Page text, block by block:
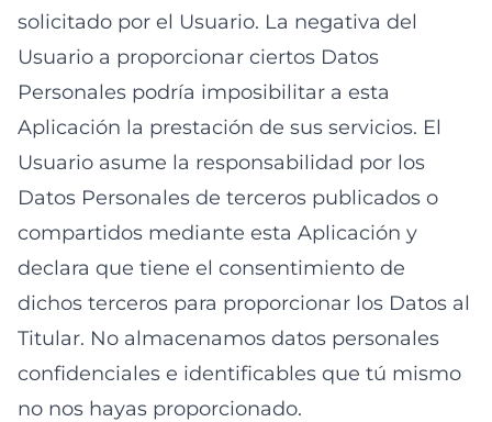
solicitado por el Usuario. La negativa del
Usuario a proporcionar ciertos Datos
Personales podría imposibilitar a esta
Aplicación la prestación de sus servicios. El
Usuario asume la responsabilidad por los
Datos Personales de terceros publicados o
compartidos mediante esta Aplicación y
declara que tiene el consentimiento de
dichos terceros para proporcionar los Datos al
Titular. No almacenamos datos personales
confidenciales e identificables que tú mismo
no nos hayas proporcionado.